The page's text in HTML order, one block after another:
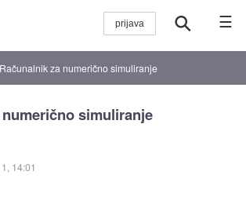
☰
Računalnik za numerično simuliranje
simuliranje
14:01